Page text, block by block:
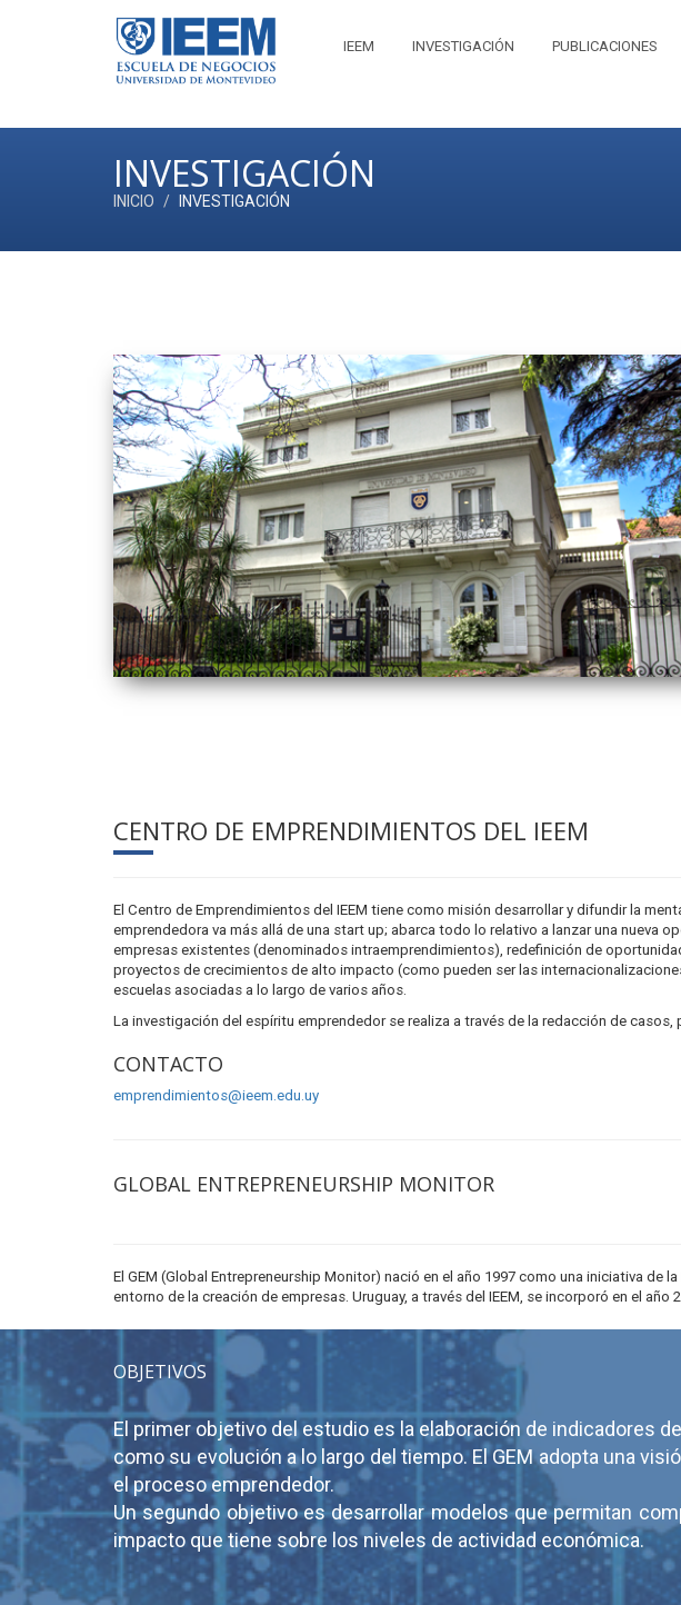
IEEM INVESTIGACIÓN PUBLICACIONES
INVESTIGACIÓN
INICIO INVESTIGACIÓN
CENTRO DE EMPRENDIMIENTOS DEL IEEM
El Centro de Emprendimientos del IEEM tiene como misión desarrollar y difundir la
emprendedora va más allá de una start up; abarca todo lo relativo a lanzar una
empresas existentes (denominados intraemprendimientos), redefinición de
proyectos de crecimientos de alto impacto (como pueden ser las
escuelas asociadas a lo largo de varios años.
La investigación del espíritu emprendedor se realiza a través de la redacción de
CONTACTO
emprendimientos@ieem.edu.uy
GLOBAL ENTREPRENEURSHIP MONITOR
El GEM (Global Entrepreneurship Monitor) nació en el año 1997 como una iniciativa de
entorno de la creación de empresas. Uruguay, a través del IEEM, se incorporó en el año
OBJETIVOS
El primer objetivo del estudio es la elaboración de indicadores
como su evolución a lo largo del tiempo. El GEM adopta una
el proceso emprendedor.
Un segundo objetivo es desarrollar modelos que permitan
impacto que tiene sobre los niveles de actividad económica.